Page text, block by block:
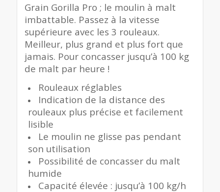
Grain Gorilla Pro ; le moulin à malt
imbattable. Passez à la vitesse
supérieure avec les 3 rouleaux.
Meilleur, plus grand et plus fort que
jamais. Pour concasser jusqu’à 100 kg
de malt par heure !
Rouleaux réglables
Indication de la distance des
rouleaux plus précise et facilement
lisible
Le moulin ne glisse pas pendant
son utilisation
Possibilité de concasser du malt
humide
Capacité élevée : jusqu’à 100 kg/h